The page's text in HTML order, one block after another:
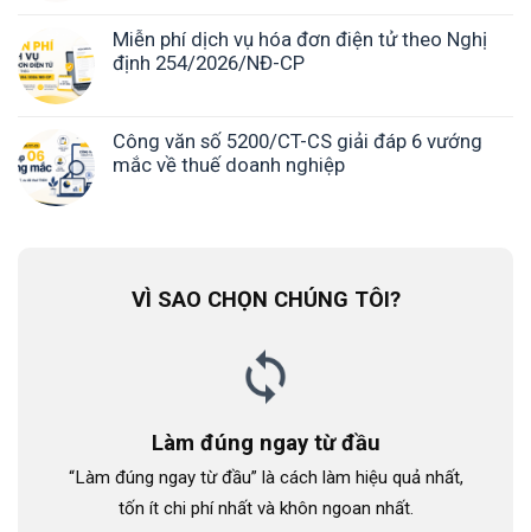
Miễn phí dịch vụ hóa đơn điện tử theo Nghị
định 254/2026/NĐ-CP
Công văn số 5200/CT-CS giải đáp 6 vướng
mắc về thuế doanh nghiệp
VÌ SAO CHỌN CHÚNG TÔI?
Làm đúng ngay từ đầu
“Làm đúng ngay từ đầu” là cách làm hiệu quả nhất,
tốn ít chi phí nhất và khôn ngoan nhất.